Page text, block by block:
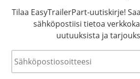
Tilaa EasyTrailerPart-uutiskirje!
sähköpostiisi tietoa
uutuuksista ja